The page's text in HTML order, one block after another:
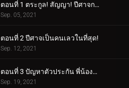
ตอนที่ 1 ตระกูล! สัญญา! ปีศาจกระซิบ!
Sep. 05, 2021
ตอนที่ 2 ปีศาจเป็นคนเลวในที่สุด!
Sep. 12, 2021
ตอนที่ 3 ปัญหาตัวประกัน พี่น้องต้องทำอะไร!
Sep. 19, 2021